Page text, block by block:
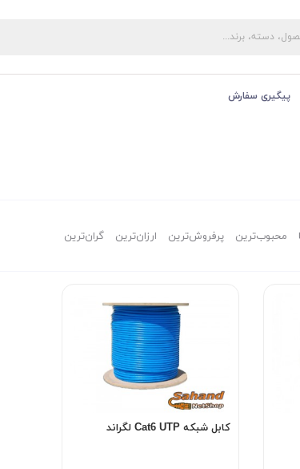
پیگیری سفارش
محبوب‌‌ترین پرفروش‌ترین ارزان‌ترین گران‌ترین
کابل شبکه Cat6 UTP لگراند